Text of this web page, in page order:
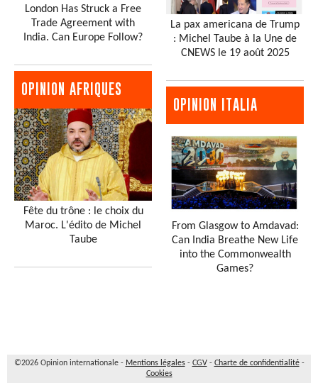
London Has Struck a Free
Trade Agreement with
India. Can Europe Follow?
OPINION AFRIQUES
Fête du trône : le choix du
Maroc. L'édito de Michel
Taube
La pax americana de Trump
: Michel Taube à la Une de
CNEWS le 19 août 2025
OPINION ITALIA
From Glasgow to Amdavad:
Can India Breathe New Life
into the Commonwealth
Games?
©2026 Opinion internationale - Mentions légales- CGV- Charte de confidentialité-
Cookies